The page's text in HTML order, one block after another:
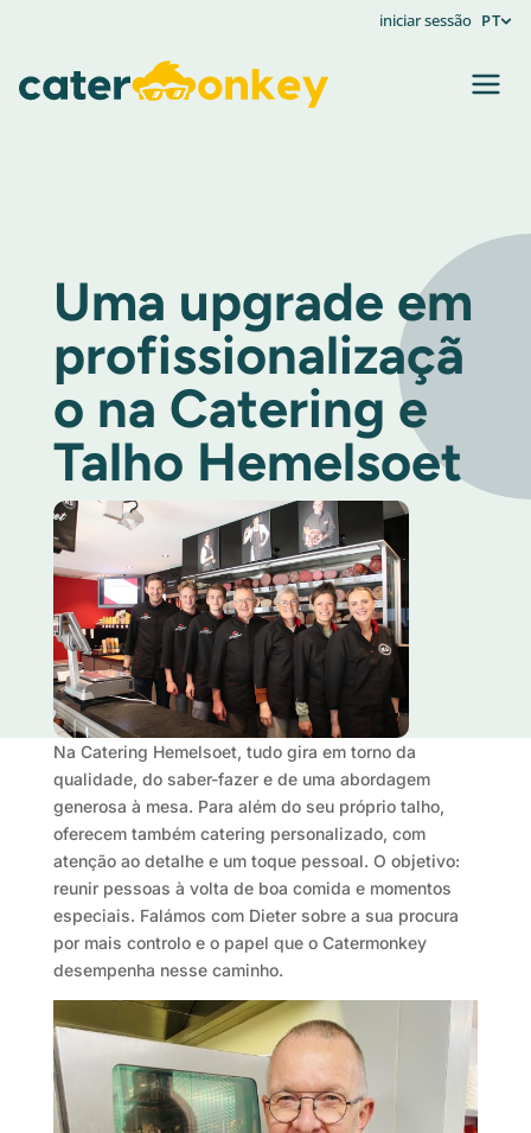
iniciar sessão PT
Uma upgrade em
profissionalizaçã
o na Catering e
Talho Hemelsoet
Na Catering Hemelsoet, tudo gira em torno da
qualidade, do saber-fazer e de uma abordagem
generosa à mesa. Para além do seu próprio talho,
oferecem também catering personalizado, com
atenção ao detalhe e um toque pessoal. O objetivo:
reunir pessoas à volta de boa comida e momentos
especiais. Falámos com Dieter sobre a sua procura
por mais controlo e o papel que o Catermonkey
desempenha nesse caminho.